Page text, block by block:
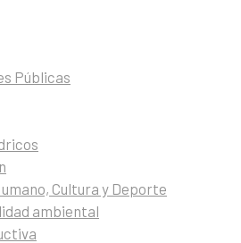
Públicas
Cultura y Deporte
ambiental